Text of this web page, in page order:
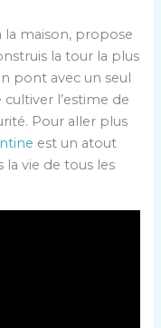
la maison, propose
la tour la plus
pont avec un seul
l’estime de
Pour aller plus
est un atout
la vie de tous les